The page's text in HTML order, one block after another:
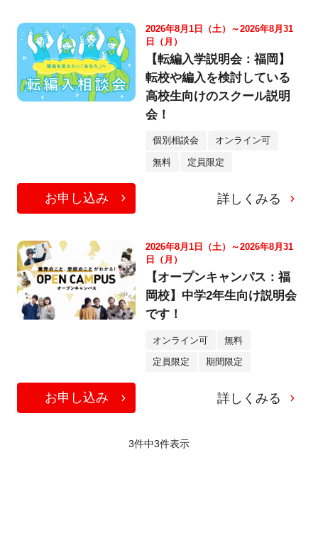
2026年8月1日（土）～2026年8月31
日（月）
【転編入学説明会：福岡】
転校や編入を検討している
高校生向けのスクール説明
会！
個別相談会 オンライン可
無料 定員限定
お申し込み 詳しくみる
2026年8月1日（土）～2026年8月31
日（月）
【オープンキャンパス：福
岡校】中学2年生向け説明会
です！
オンライン可 無料
定員限定 期間限定
お申し込み 詳しくみる
3件中3件表示